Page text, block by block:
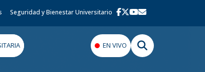
Seguridad y Bienestar Universitario
EN VIVO